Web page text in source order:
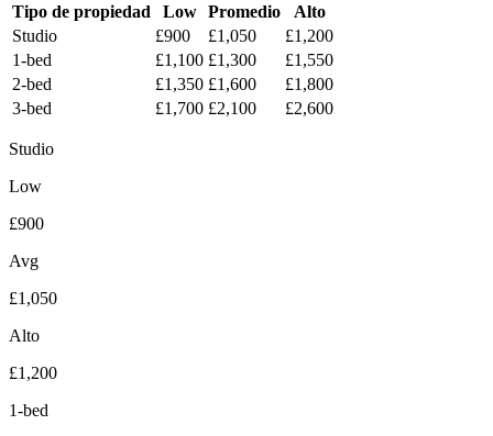
Tipo de propiedad Low Promedio
Alto
Studio
£900 £1,050
£1,200
1-bed
£1,100 £1,300
£1,550
2-bed
£1,350 £1,600
£1,800
3-bed
£1,700 £2,100 £2,600
Studio
Low
£900
Avg
£1,050
Alto
£1,200
1-bed